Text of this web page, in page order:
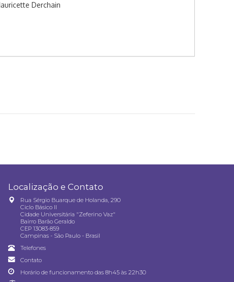
Derchain
Localização e Contato
Rua Sérgio Buarque de Holanda, 290
Ciclo Básico II
Cidade Universitária "Zeferino Vaz"
Bairro Barão Geraldo
CEP 13083-859
Campinas - São Paulo - Brasil
Telefones
Contato
Horário de funcionamento das 8h45 às 22h30